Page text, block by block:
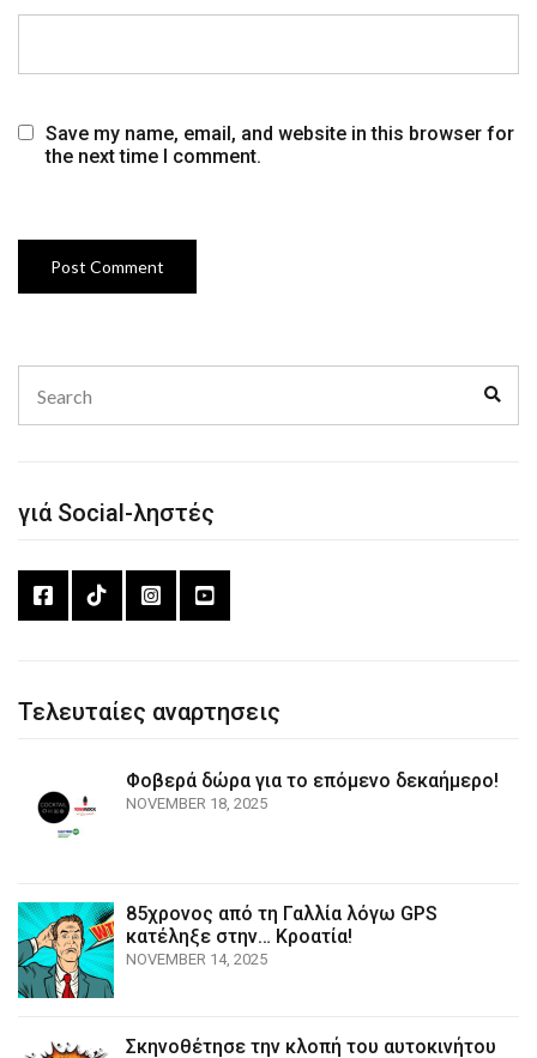
Save my name, email, and website in this browser for
the next time I comment.
for:
γιά Social-ληστές
Τελευταίες αναρτησεις
Φοβερά δώρα για το επόμενο δεκαήμερο!
NOVEMBER 18, 2025
85χρονος από τη Γαλλία λόγω GPS
κατέληξε στην… Κροατία!
NOVEMBER 14, 2025
Σκηνοθέτησε την κλοπή του αυτοκινήτου